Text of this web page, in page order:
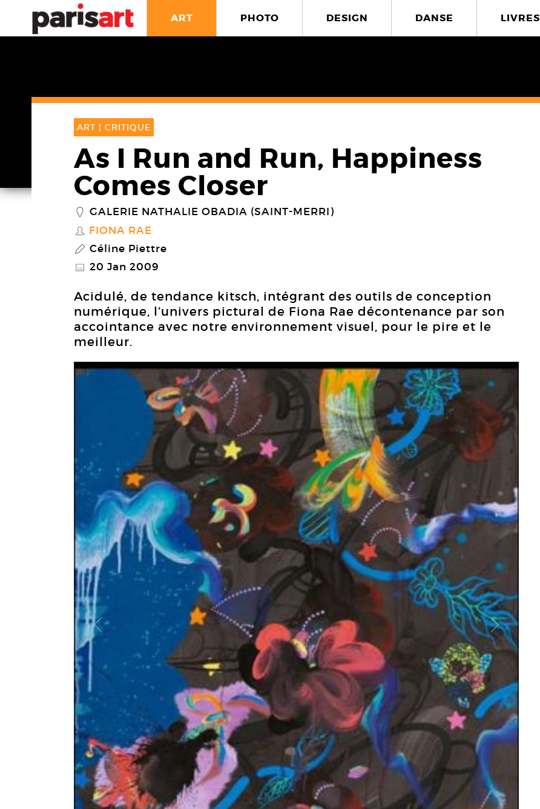
ART PHOTO DESIGN DANSE LIVRES
ART | CRITIQUE
As I Run and Run, Happiness
Comes Closer
_ GALERIE NATHALIE OBADIA (SAINT-MERRI)
S FIONA RAE
P Céline Piettre
@ 20 Jan 2009
Acidulé, de tendance kitsch, intégrant des outils de conception
numérique, l’univers pictural de Fiona Rae décontenance par son
accointance avec notre environnement visuel, pour le pire et le
meilleur.